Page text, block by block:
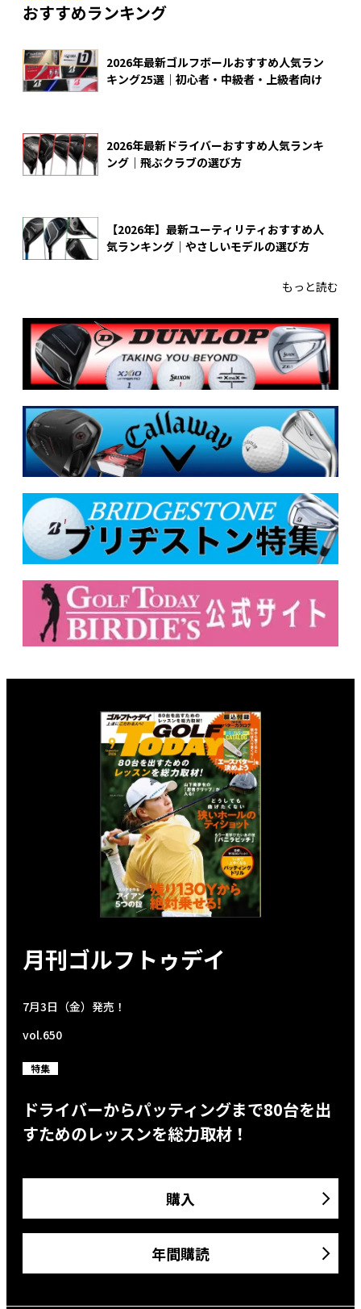
おすすめランキング
2026年最新ゴルフボールおすすめ人気ラン
キング25選｜初心者・中級者・上級者向け
2026年最新ドライバーおすすめ人気ランキ
ング｜飛ぶクラブの選び方
【2026年】最新ユーティリティおすすめ人
気ランキング｜やさしいモデルの選び方
もっと読む
月刊ゴルフトゥデイ
7月3日（金）発売！
vol.650
特集
ドライバーからパッティングまで80台を出
すためのレッスンを総力取材！
購入
年間購読